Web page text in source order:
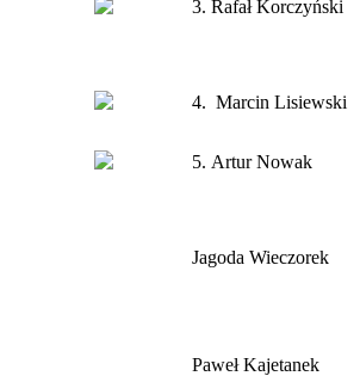
3. Rafał Korczyński
4. Marcin Lisiewski
5. Artur Nowak
Jagoda Wieczorek
Paweł Kajetanek